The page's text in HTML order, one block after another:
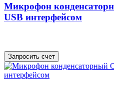
Микрофон
USB интерфейсом